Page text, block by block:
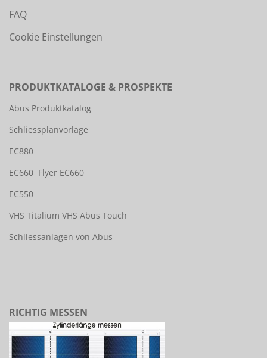
FAQ
Cookie Einstellungen
PRODUKTKATALOGE & PROSPEKTE
Abus Produktkatalog
Schliessplanvorlage
EC880
EC660 Flyer EC660
EC550
VHS Titalium VHS Abus Touch
Schliessanlagen von Abus
RICHTIG MESSEN